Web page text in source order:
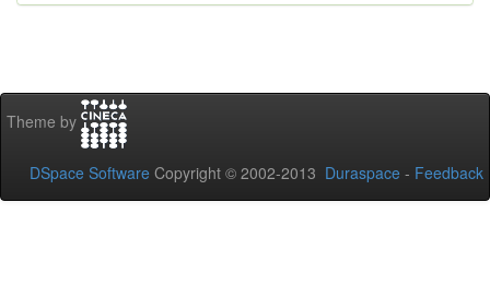
Theme by
DSpace Software Copyright © 2002-2013 Duraspace - Feedback